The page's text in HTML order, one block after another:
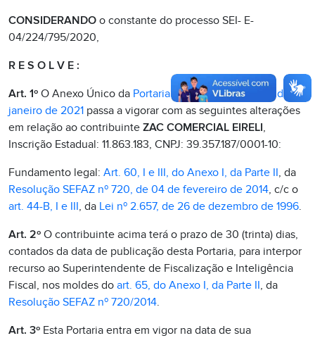
CONSIDERANDO o constante do processo SEI- E-
04/224/795/2020,
R E S O L V E :
Art. 1º O Anexo Único da Portaria SUFIS nº 1500 de 05 de
janeiro de 2021 passa a vigorar com as seguintes alterações
em relação ao contribuinte ZAC COMERCIAL EIRELI,
Inscrição Estadual: 11.863.183, CNPJ: 39.357.187/0001-10:
Fundamento legal: Art. 60, I e III, do Anexo I, da Parte II, da
Resolução SEFAZ nº 720, de 04 de fevereiro de 2014, c/c o
art. 44-B, I e III, da Lei nº 2.657, de 26 de dezembro de 1996.
Art. 2º O contribuinte acima terá o prazo de 30 (trinta) dias,
contados da data de publicação desta Portaria, para interpor
recurso ao Superintendente de Fiscalização e Inteligência
Fiscal, nos moldes do art. 65, do Anexo I, da Parte II, da
Resolução SEFAZ nº 720/2014.
Art. 3º Esta Portaria entra em vigor na data de sua